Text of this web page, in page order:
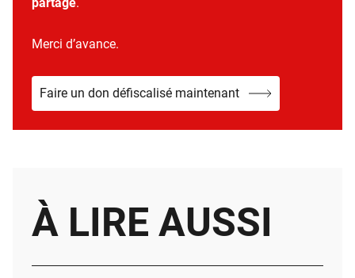
Merci d’avance.
Faire un don défiscalisé maintenant
À LIRE AUSSI